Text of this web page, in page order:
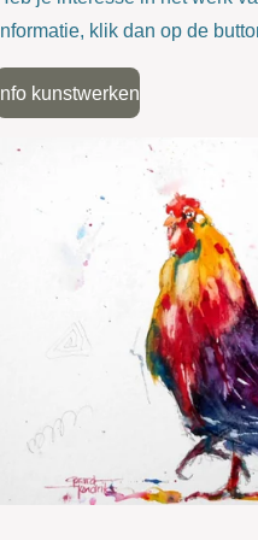
klik dan op de
kunstwerken